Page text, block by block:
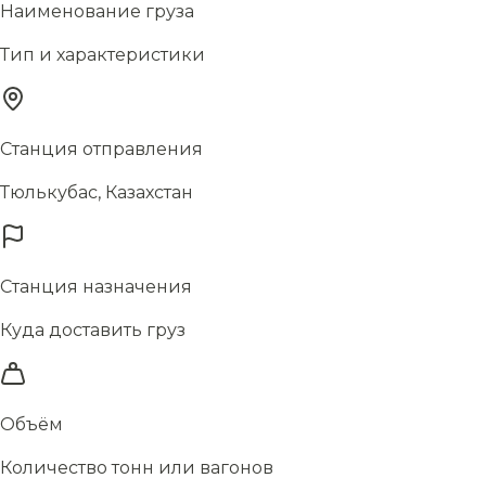
Наименование груза
Тип и характеристики
Станция отправления
Тюлькубас, Казахстан
Станция назначения
Куда доставить груз
Объём
Количество тонн или вагонов